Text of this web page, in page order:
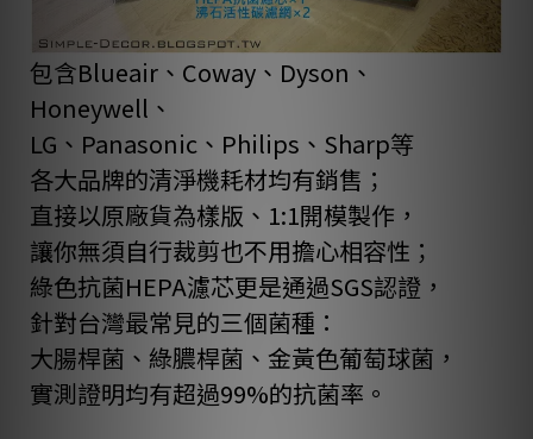
包含Blueair、Coway、Dyson、
Honeywell、
LG、Panasonic、Philips、Sharp等
各大品牌的清淨機耗材均有銷售；
直接以原廠貨為樣版、1:1開模製作，
讓你無須自行裁剪也不用擔心相容性；
綠色抗菌HEPA濾芯更是通過SGS認證，
針對台灣最常見的三個菌種：
大腸桿菌、綠膿桿菌、金黃色葡萄球菌，
實測證明均有超過99%的抗菌率。